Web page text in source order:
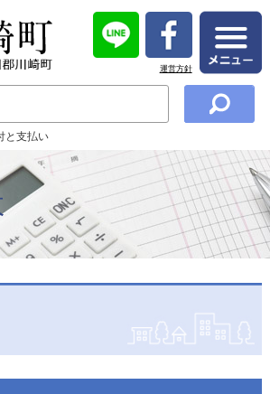
運営方針
と支払い